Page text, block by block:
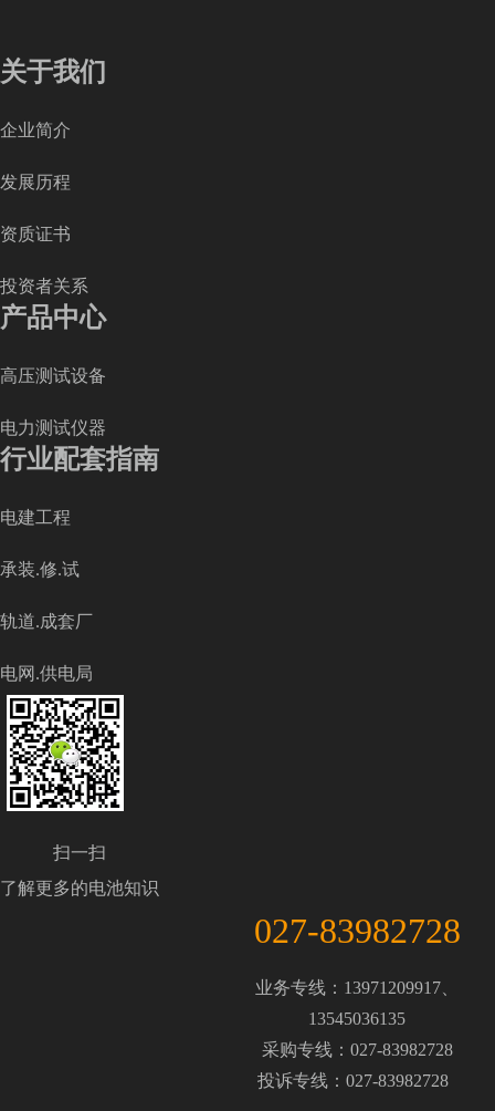
关于我们
企业简介
发展历程
资质证书
投资者关系
产品中心
高压测试设备
电力测试仪器
行业配套指南
电建工程
承装.修.试
轨道.成套厂
电网.供电局
扫一扫
了解更多的电池知识
027-83982728
业务专线：13971209917、
13545036135
采购专线：027-83982728
投诉专线：027-83982728